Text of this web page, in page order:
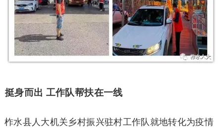
挺身而出 工作队帮扶在一线
柞水县人大机关乡村振兴驻村工作队就地转化为疫情